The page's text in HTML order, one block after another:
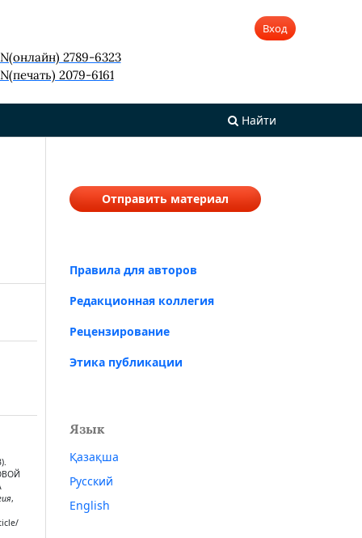
2789-6323
2079-6161
Найти
Вход
,
Отправить материал
Правила для авторов
Редакционная коллегия
Рецензирование
Этика публикации
Язык
Қазақша
Русский
English